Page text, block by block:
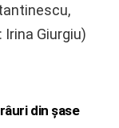
Irina Giurgiu)
din șase